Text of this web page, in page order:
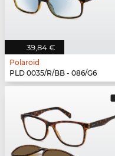
39,84 €
Polaroid
PLD 0035/R/BB - 086/G6